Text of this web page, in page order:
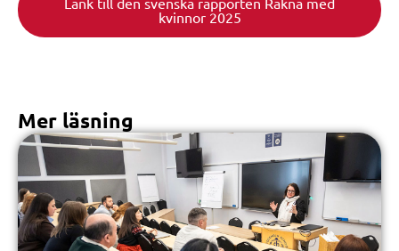
kvinnor 2025
Mer läsning